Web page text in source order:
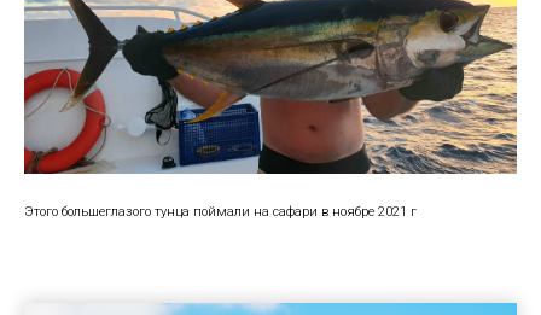
Этого большеглазого тунца поймали на сафари в ноябре 2021 г